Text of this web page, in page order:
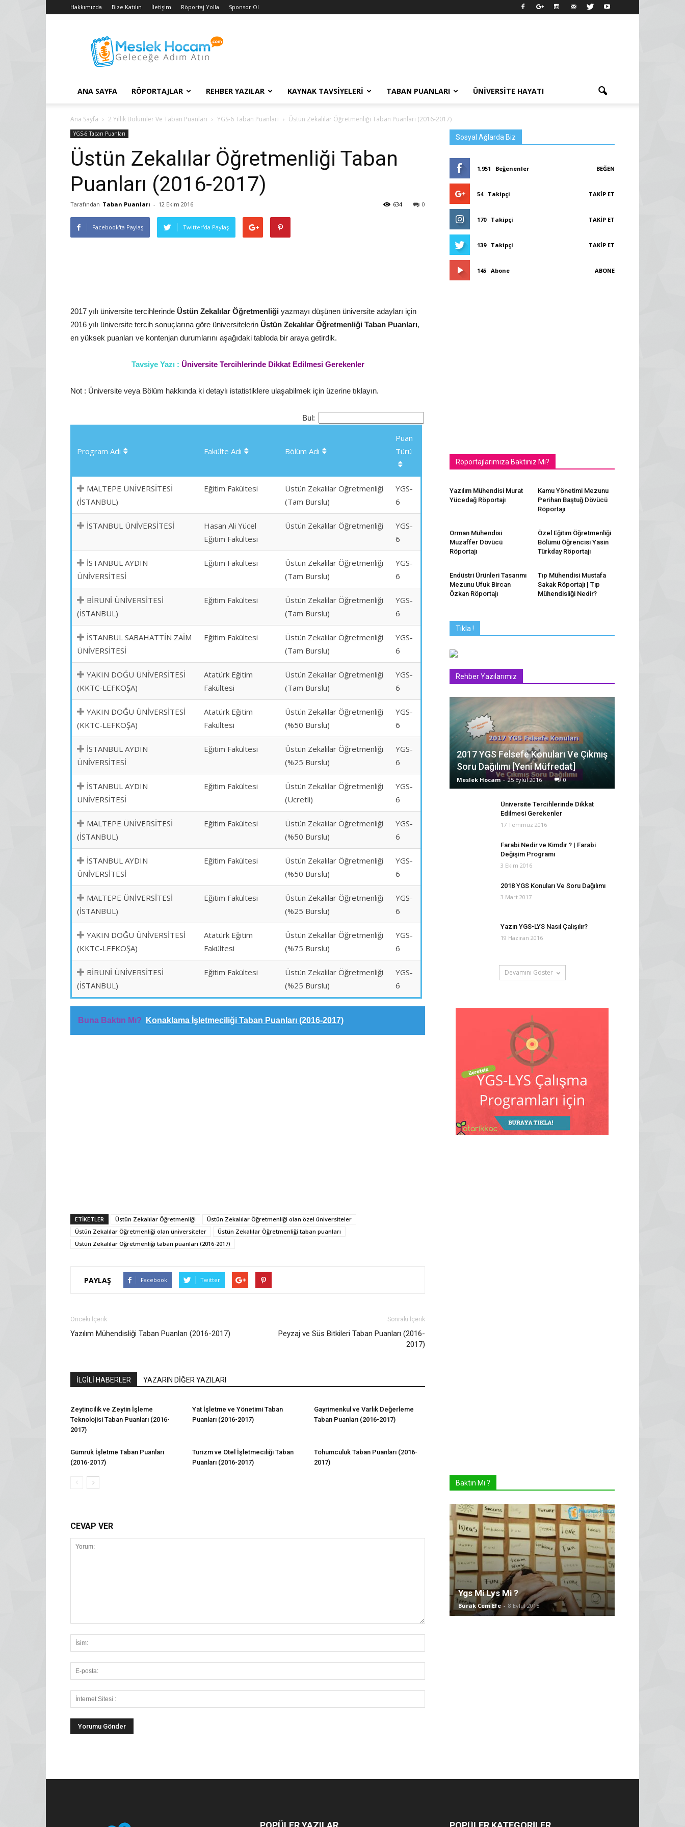
Hakkımızda Bize Katılın İletişim Röportaj Yolla Sponsor Ol
Puanları
–
2018
–
Konuları
ANA SAYFA RÖPORTAJLAR REHBER YAZILAR KAYNAK TAVSIYELERI TABAN PUANLARI ÜNIVERSITE HAYATI
Ana Sayfa 2 Yıllık Bölümler Ve Taban Puanları YGS-6 Taban Puanları Üstün Zekalılar Öğretmenliği Taban Puanları (2016-2017)
YGS-6 Taban Puanları
Üstün Zekalılar Öğretmenliği Taban
Puanları (2016-2017)
Tarafından Taban Puanları - 12 Ekim 2016 0
634
Facebook'ta Paylaş Twitter'da Paylaş
2017 yılı üniversite tercihlerinde Üstün Zekalılar Öğretmenliği yazmayı düşünen üniversite adayları için
2016 yılı üniversite tercih sonuçlarına göre üniversitelerin Üstün Zekalılar Öğretmenliği Taban Puanları,
en yüksek puanları ve kontenjan durumlarını aşağıdaki tabloda bir araya getirdik.
Tavsiye Yazı : Üniversite Tercihlerinde Dikkat Edilmesi Gerekenler
Not : Üniversite veya Bölüm hakkında ki detaylı istatistiklere ulaşabilmek için üzerine tıklayın.
Bul:
Program Adı Fakülte Adı Bölüm Adı
Puan
Türü
MALTEPE ÜNİVERSİTESİ
(İSTANBUL)
Eğitim Fakültesi
Üstün Zekalılar Öğretmenliği
(Tam Burslu)
YGS-
6
İSTANBUL ÜNİVERSİTESİ
Hasan Ali Yücel
Eğitim Fakültesi
Üstün Zekalılar Öğretmenliği
YGS-
6
İSTANBUL AYDIN
ÜNİVERSİTESİ
Eğitim Fakültesi
Üstün Zekalılar Öğretmenliği
(Tam Burslu)
YGS-
6
BİRUNİ ÜNİVERSİTESİ
(İSTANBUL)
Eğitim Fakültesi
Üstün Zekalılar Öğretmenliği
(Tam Burslu)
YGS-
6
İSTANBUL SABAHATTİN ZAİM
ÜNİVERSİTESİ
Eğitim Fakültesi
Üstün Zekalılar Öğretmenliği
(Tam Burslu)
YGS-
6
YAKIN DOĞU ÜNİVERSİTESİ
(KKTC-LEFKOŞA)
Atatürk Eğitim
Fakültesi
Üstün Zekalılar Öğretmenliği
(Tam Burslu)
YGS-
6
YAKIN DOĞU ÜNİVERSİTESİ
(KKTC-LEFKOŞA)
Atatürk Eğitim
Fakültesi
Üstün Zekalılar Öğretmenliği
(%50 Burslu)
YGS-
6
İSTANBUL AYDIN
ÜNİVERSİTESİ
Eğitim Fakültesi
Üstün Zekalılar Öğretmenliği
(%25 Burslu)
YGS-
6
İSTANBUL AYDIN
ÜNİVERSİTESİ
Eğitim Fakültesi
Üstün Zekalılar Öğretmenliği
(Ücretli)
YGS-
6
MALTEPE ÜNİVERSİTESİ
(İSTANBUL)
Eğitim Fakültesi
Üstün Zekalılar Öğretmenliği
(%50 Burslu)
YGS-
6
İSTANBUL AYDIN
ÜNİVERSİTESİ
Eğitim Fakültesi
Üstün Zekalılar Öğretmenliği
(%50 Burslu)
YGS-
6
MALTEPE ÜNİVERSİTESİ
(İSTANBUL)
Eğitim Fakültesi
Üstün Zekalılar Öğretmenliği
(%25 Burslu)
YGS-
6
YAKIN DOĞU ÜNİVERSİTESİ
(KKTC-LEFKOŞA)
Atatürk Eğitim
Fakültesi
Üstün Zekalılar Öğretmenliği
(%75 Burslu)
YGS-
6
BİRUNİ ÜNİVERSİTESİ
(İSTANBUL)
Eğitim Fakültesi
Üstün Zekalılar Öğretmenliği
(%25 Burslu)
YGS-
6
Buna Baktın Mı? Konaklama İşletmeciliği Taban Puanları (2016-2017)
ETİKETLER Üstün Zekalılar Öğretmenliği
Üstün Zekalılar Öğretmenliği olan özel üniversiteler
Üstün Zekalılar Öğretmenliği olan üniversiteler
Üstün Zekalılar Öğretmenliği taban puanları
Üstün Zekalılar Öğretmenliği taban puanları (2016-2017)
PAYLAŞ Facebook Twitter
Önceki İçerik
Yazılım Mühendisliği Taban Puanları (2016-2017)
Sonraki İçerik
Peyzaj ve Süs Bitkileri Taban Puanları (2016-
2017)
İLGİLİ HABERLER YAZARIN DİĞER YAZILARI
Zeytincilik ve Zeytin İşleme
Teknolojisi Taban Puanları (2016-
2017)
Yat İşletme ve Yönetimi Taban
Puanları (2016-2017)
Gayrimenkul ve Varlık Değerleme
Taban Puanları (2016-2017)
Gümrük İşletme Taban Puanları
(2016-2017)
Turizm ve Otel İşletmeciliği Taban
Puanları (2016-2017)
Tohumculuk Taban Puanları (2016-
2017)
CEVAP VER
Sosyal Ağlarda Biz
1,951 Beğenenler BEĞEN
54 Takipçi TAKIP ET
170 Takipçi TAKIP ET
139 Takipçi TAKIP ET
145 Abone ABONE
Röportajlarımıza Baktınız Mı?
Yazılım Mühendisi Murat
Yücedağ Röportajı
Kamu Yönetimi Mezunu
Perihan Baştuğ Dövücü
Röportajı
Orman Mühendisi
Muzaffer Dövücü
Röportajı
Özel Eğitim Öğretmenliği
Bölümü Öğrencisi Yasin
Türkday Röportajı
Endüstri Ürünleri Tasarımı
Mezunu Ufuk Bircan
Özkan Röportajı
Tıp Mühendisi Mustafa
Sakak Röportajı | Tıp
Mühendisliği Nedir?
Tıkla !
Rehber Yazılarımız
2017 YGS Felsefe Konuları Ve Çıkmış
Soru Dağılımı [Yeni Müfredat]
Meslek Hocam - 25 Eylül 2016 0
Üniversite Tercihlerinde Dikkat
Edilmesi Gerekenler
17 Temmuz 2016
Farabi Nedir ve Kimdir ? | Farabi
Değişim Programı
3 Ekim 2016
2018 YGS Konuları Ve Soru Dağılımı
3 Mart 2017
Yazın YGS-LYS Nasıl Çalışılır?
19 Haziran 2016
Devamını Göster
Baktın Mı ?
Ygs Mi Lys Mi ?
Burak Cem Efe - 8 Eylül 2015